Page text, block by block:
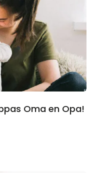
Oma en Opa!